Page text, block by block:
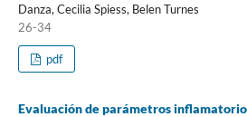
Danza, Cecilia Spiess, Belen Turnes
26-34
pdf
Evaluación de parámetros